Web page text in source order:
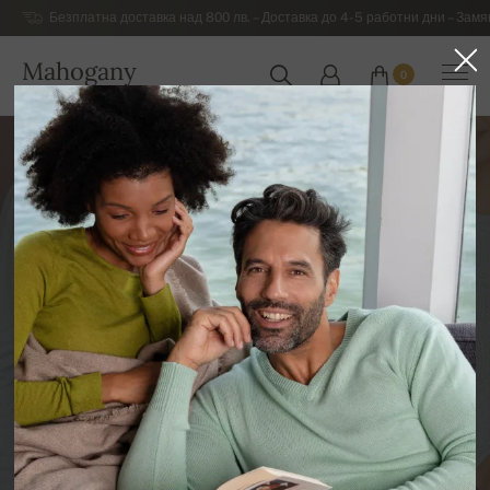
Безплатна доставка над 800 лв. – Доставка до 4-5 работни дни –
Mahogany
БЪЛГАРИЯ
0
Как се изработват топли и
меки пуловери или
елегантна пашмина от суров
кашмир?
КАШМИРЕН БЛОГ PETER GREŠA